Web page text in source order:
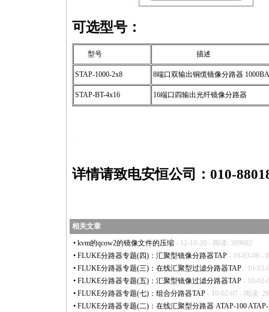
可选型号：
型号 描述
STAP-1000-2x8 8端口双输出铜缆镜像分路器
STAP-BT-4x16 16端口四输出光纤镜像分路器
详情请致电安恒公司：010-
相关文章
• kvm的qcow2的镜像文件的压缩 - 12-10-20 - 阅读: 389602
• FLUKE分路器专题(四)：汇聚型镜像分路器TAP - 10-03-08 -
• FLUKE分路器专题(三)：在线汇聚型过滤分路器TAP - 10-03-
• FLUKE分路器专题(五)：汇聚型镜像过滤分路器TAP - 10-02-
• FLUKE分路器专题(七)：组合分路器TAP - 10-02-07 - 阅读:
• FLUKE分路器专题(二)：在线汇聚型分路器 ATAP-100 ATAP-